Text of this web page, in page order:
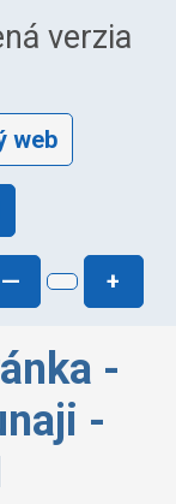
verzia
web
— +
-
-